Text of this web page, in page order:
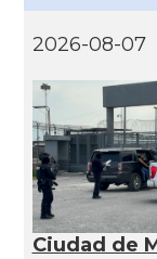
2026-08-07
Ciudad de